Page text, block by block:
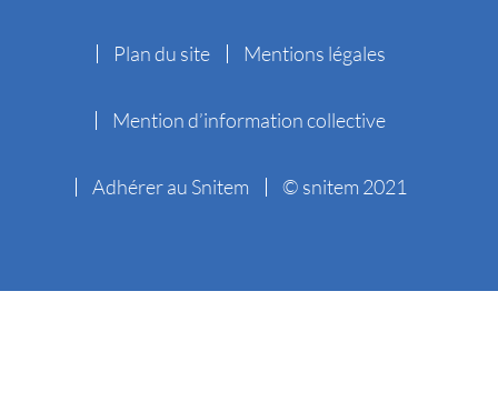
Plan du site Mentions légales
Mention d’information collective
Adhérer au Snitem © snitem 2021